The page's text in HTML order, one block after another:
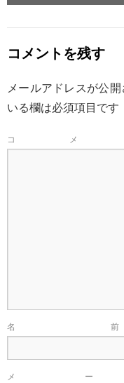
コメントを残す
メールアドレスが公
いる欄は必須項目です
コ
メ